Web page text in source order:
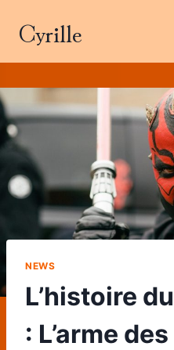
Cyrille
NEWS
L’histoire
: L’arme